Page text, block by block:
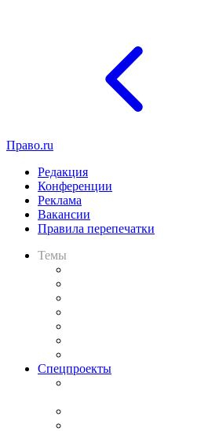
Право.ru
Редакция
Конференции
Реклама
Вакансии
Правила перепечатки
Темы
Спецпроекты